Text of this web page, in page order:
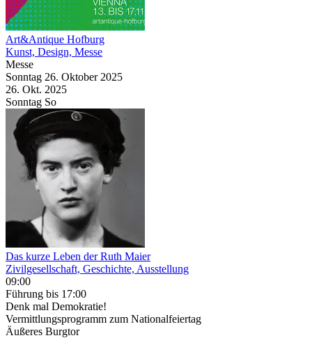
Art&Antique Hofburg
Kunst, Design, Messe
Messe
Sonntag 26. Oktober 2025
26. Okt. 2025
Sonntag So
Das kurze Leben der Ruth Maier
Zivilgesellschaft, Geschichte, Ausstellung
09:00
Führung bis 17:00
Denk mal Demokratie!
Vermittlungsprogramm zum Nationalfeiertag
Äußeres Burgtor